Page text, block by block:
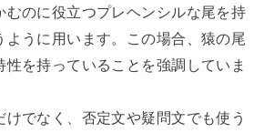
むのに役立つプレヘンシルな尾を持
ように用います。この場合、猿の尾
性を持っていることを強調していま
けでなく、否定文や疑問文でも使う